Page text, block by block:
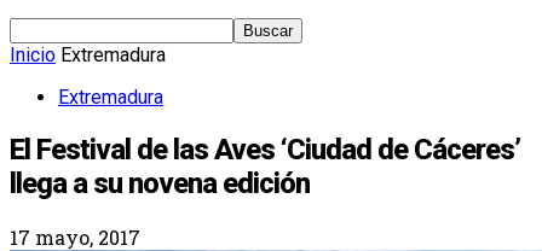
Inicio Extremadura
Extremadura
El Festival de las Aves ‘Ciudad de Cáceres’
llega a su novena edición
17 mayo, 2017